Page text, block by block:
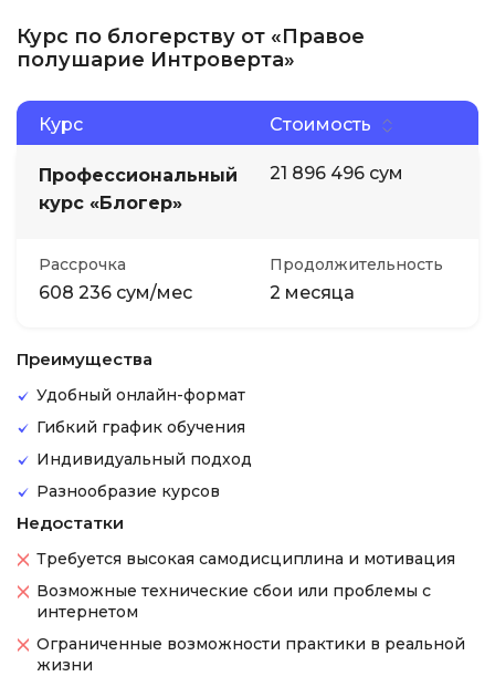
Курс по блогерству от «Правое
полушарие Интроверта»
Курс Стоимость
Профессиональный
курс «Блогер»
21 896 496 сум
Рассрочка
608 236 сум/мес
Продолжительность
2 месяца
Преимущества
Удобный онлайн-формат
Гибкий график обучения
Индивидуальный подход
Разнообразие курсов
Недостатки
Требуется высокая самодисциплина и мотивация
Возможные технические сбои или проблемы с
интернетом
Ограниченные возможности практики в реальной
жизни